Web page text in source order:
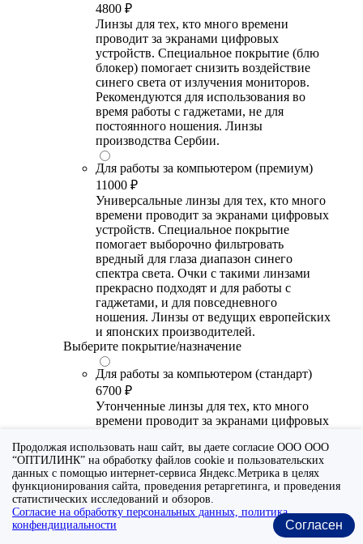
4800 ₽
Линзы для тех, кто много времени
проводит за экранами цифровых
устройств. Специальное покрытие (блю
блокер) помогает снизить воздействие
синего света от излучения мониторов.
Рекомендуются для использования во
время работы с гаджетами, не для
постоянного ношения. Линзы
производства Сербии.
Для работы за компьютером (премиум)
11000 ₽
Универсальные линзы для тех, кто много
времени проводит за экранами цифровых
устройств. Специальное покрытие
помогает выборочно фильтровать
вредный для глаза диапазон синего
спектра света. Очки с такими линзами
прекрасно подходят и для работы с
гаджетами, и для повседневного
ношения. Линзы от ведущих европейских
и японских производителей.
Выберите покрытие/назначение
Для работы за компьютером (стандарт)
6700 ₽
Утонченные линзы для тех, кто много
времени проводит за экранами цифровых
блокер) помогает снизить воздействие
синего света от излучения мониторов.
Рекомендуются для использования во
время работы с гаджетами, не для
постоянного ношения. Линзы
производства Сербии или Ю.-В. Азии.
Продолжая использовать наш сайт, вы даете согласие ООО ООО
“ОПТИЛИНК” на обработку файлов cookie и пользовательских
данных с помощью интернет-сервиса Яндекс.Метрика в целях
функционирования сайта, проведения ретаргетинга, и проведения
статистических исследований и обзоров.
Согласие на обработку персональных данных, политика
конфендициальности
Согласен